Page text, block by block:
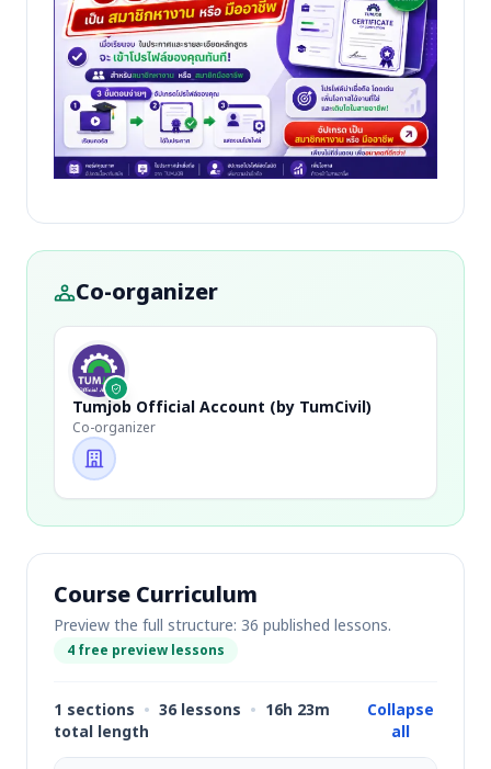
Co-organizer
Tumjob Official Account (by TumCivil)
Co-organizer
Course Curriculum
Preview the full structure: 36 published lessons.
4 free preview lessons
1 sections • 36 lessons • 16h 23m
total length
Collapse
all